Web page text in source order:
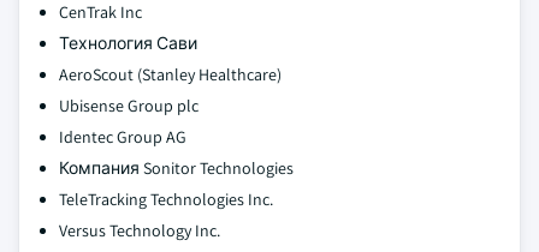
CenTrak Inc
Технология Сави
AeroScout (Stanley Healthcare)
Ubisense Group plc
Identec Group AG
Компания Sonitor Technologies
TeleTracking Technologies Inc.
Versus Technology Inc.